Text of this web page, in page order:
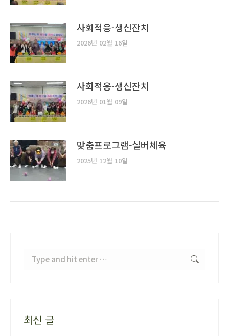
사회적응-생신잔치
2026년 02월 16일
사회적응-생신잔치
2026년 01월 09일
맞춤프로그램-실버체육
2025년 12월 10일
Search:
최신 글